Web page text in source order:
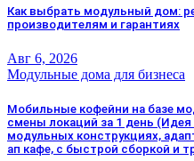
Как выбрать модульный дом:
производителям и гарантиях
Авг 6, 2026
Модульные дома для бизнеса
Мобильные кофейни на базе
смены локаций за 1 день
модульных конструкциях,
ап кафе, с быстрой сборкой и